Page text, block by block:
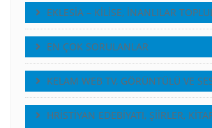
EKLESİA – KİLİSE, İNANLILAR
EN ÇOK SORULANLAR
KELAM WEB TV, GÖRÜNTÜLÜ VE
HRİSTİYAN EDEBİYATI, ŞİİRLER,